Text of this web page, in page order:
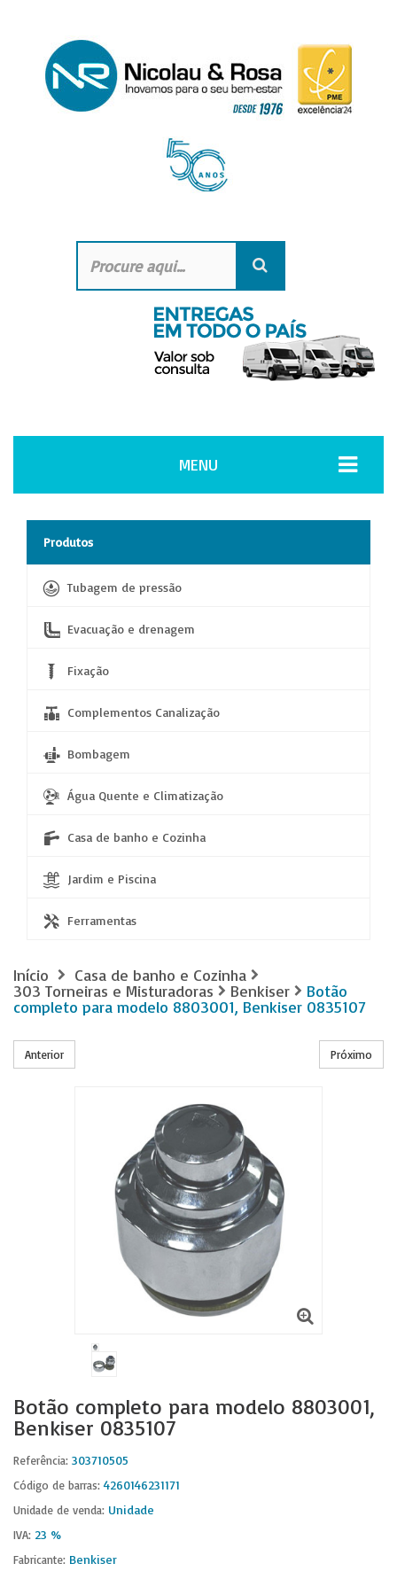
MENU
Produtos
Tubagem de pressão
Evacuação e drenagem
Fixação
Complementos Canalização
Bombagem
Água Quente e Climatização
Casa de banho e Cozinha
Jardim e Piscina
Ferramentas
Início
Casa de banho e Cozinha
303 Torneiras e Misturadoras
Benkiser
Botão
completo para modelo 8803001, Benkiser 0835107
Anterior Próximo
Botão completo para modelo 8803001,
Benkiser 0835107
Referência: 303710505
Código de barras: 4260146231171
Unidade de venda: Unidade
IVA: 23 %
Fabricante: Benkiser